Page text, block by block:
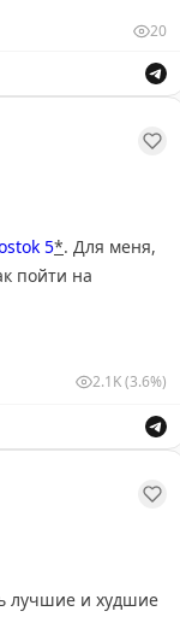
20
5*. Для меня,
пойти на
2.1K(3.6%)
лучшие и худшие